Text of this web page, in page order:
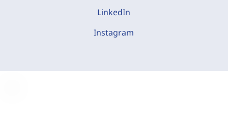
LinkedIn
Instagram